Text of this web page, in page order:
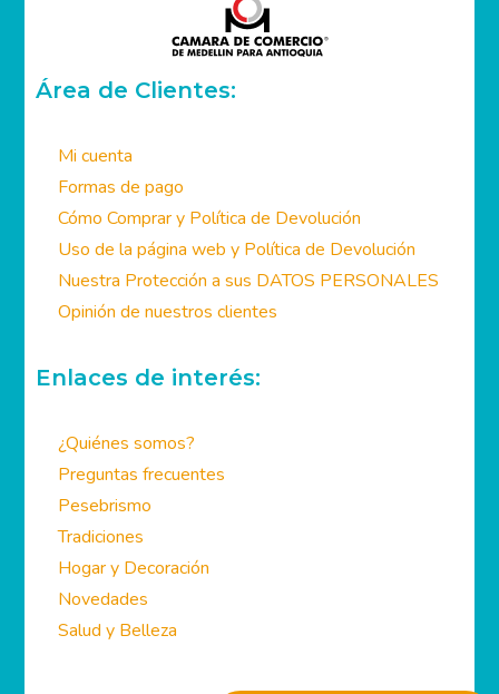
Área de Clientes:
Mi cuenta
Formas de pago
Cómo Comprar y Política de Devolución
Uso de la página web y Política de Devolución
Nuestra Protección a sus DATOS PERSONALES
Opinión de nuestros clientes
Enlaces de interés:
¿Quiénes somos?
Preguntas frecuentes
Pesebrismo
Tradiciones
Hogar y Decoración
Novedades
Salud y Belleza